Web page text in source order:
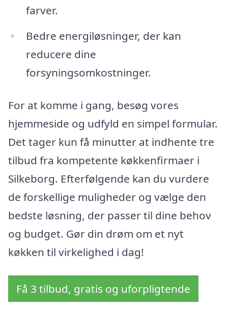
farver.
Bedre energiløsninger, der kan
reducere dine
forsyningsomkostninger.
For at komme i gang, besøg vores
hjemmeside og udfyld en simpel formular.
Det tager kun få minutter at indhente tre
tilbud fra kompetente køkkenfirmaer i
Silkeborg. Efterfølgende kan du vurdere
de forskellige muligheder og vælge den
bedste løsning, der passer til dine behov
og budget. Gør din drøm om et nyt
køkken til virkelighed i dag!
Få 3 tilbud, gratis og uforpligtende